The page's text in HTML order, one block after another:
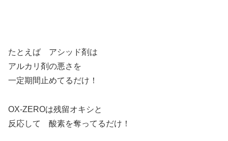
たとえば アシッド剤は
アルカリ剤の悪さを
一定期間止めてるだけ！
OX-ZEROは残留オキシと
反応して 酸素を奪ってるだけ！